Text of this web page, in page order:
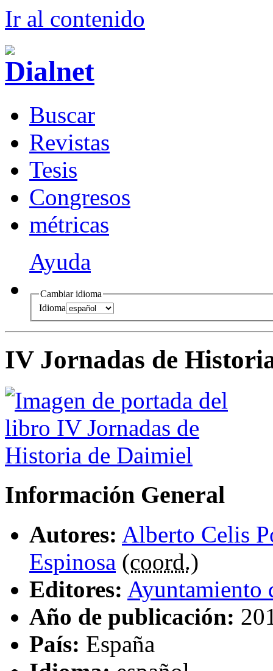
Ir al contenido
Buscar
Revistas
Tesis
Congresos
métricas
Ayuda
Cambiar idioma
Idioma
IV Jornadas de
Información General
Autores: Alberto Celis
Espinosa (coord.)
Editores: Ayuntamiento
Año de publicación:
País: España